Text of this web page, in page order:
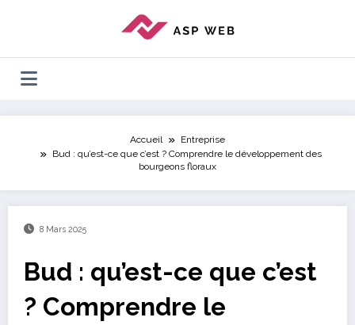
Accueil
Entreprise
Bud : qu’est-ce que c’est ? Comprendre le développement des
bourgeons floraux
8 Mars 2025
Bud : qu’est-ce que c’est
? Comprendre le